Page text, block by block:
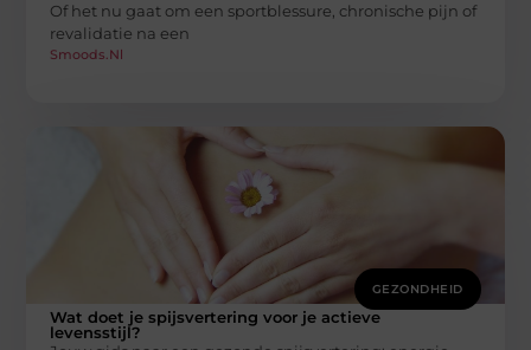
Of het nu gaat om een sportblessure, chronische pijn of
revalidatie na een
Smoods.nl
GEZONDHEID
Wat doet je spijsvertering voor je actieve
levensstijl?